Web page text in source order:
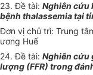
23. Đề tài: Nghiên cứu
bệnh thalassemia tại
Đơn vị chủ trì: Trung
ương Huế
24. Đề tài: Nghiên cứu
lượng (FFR) trong